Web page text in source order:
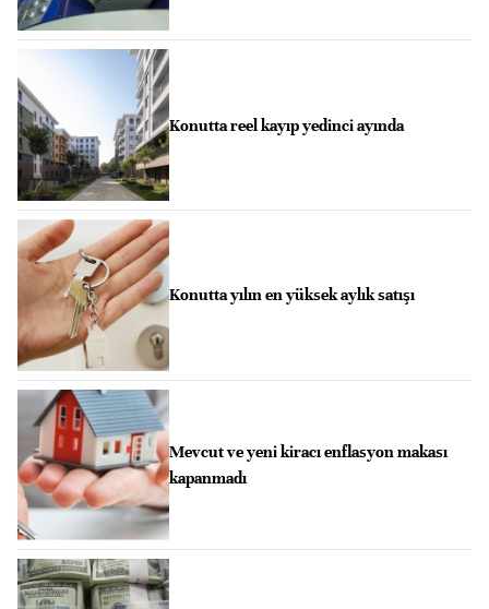
Konutta reel kayıp yedinci ayında
Konutta yılın en yüksek aylık satışı
Mevcut ve yeni kiracı enflasyon makası
kapanmadı